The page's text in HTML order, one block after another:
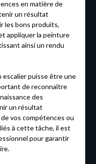
en matière de
un résultat
les bons produits,
appliquer la peinture
ainsi un rendu
escalier puisse être une
de reconnaître
des
un résultat
vos compétences ou
à cette tâche, il est
pour garantir